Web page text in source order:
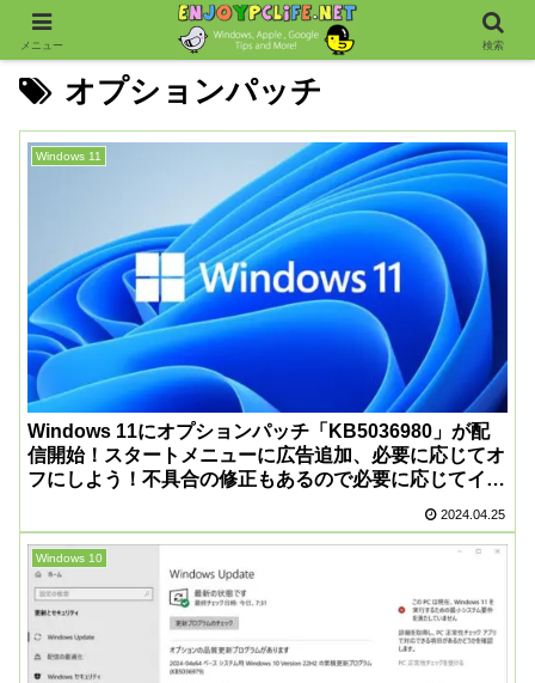
オプションパッチ
Windows 11
Windows 11にオプションパッチ「KB5036980」が配
信開始！スタートメニューに広告追加、必要に応じてオ
フにしよう！不具合の修正もあるので必要に応じてイン
2024.04.25
Windows 10
メニュー 検索